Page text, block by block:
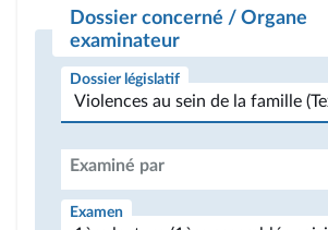
Dossier concerné / Organe
examinateur
Dossier législatif
Examiné par
Examen